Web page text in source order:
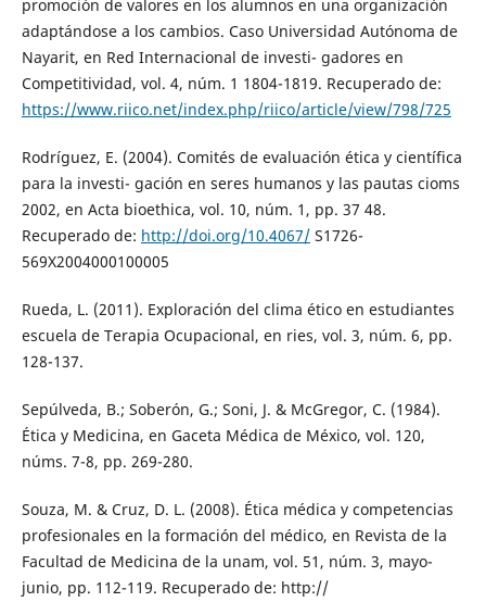
promoción de valores en los alumnos en una organización
adaptándose a los cambios. Caso Universidad Autónoma de
Nayarit, en Red Internacional de investi- gadores en
Competitividad, vol. 4, núm. 1 1804-1819. Recuperado de:
https://www.riico.net/index.php/riico/article/view/798/725
Rodríguez, E. (2004). Comités de evaluación ética y científica
para la investi- gación en seres humanos y las pautas cioms
2002, en Acta bioethica, vol. 10, núm. 1, pp. 37 48.
Recuperado de: http://doi.org/10.4067/S1726-
569X2004000100005
Rueda, L. (2011). Exploración del clima ético en estudiantes
escuela de Terapia Ocupacional, en ries, vol. 3, núm. 6, pp.
128-137.
Sepúlveda, B.; Soberón, G.; Soni, J. & McGregor, C. (1984).
Ética y Medicina, en Gaceta Médica de México, vol. 120,
núms. 7-8, pp. 269-280.
Souza, M. & Cruz, D. L. (2008). Ética médica y competencias
profesionales en la formación del médico, en Revista de la
Facultad de Medicina de la unam, vol. 51, núm. 3, mayo-
junio, pp. 112-119. Recuperado de: http://